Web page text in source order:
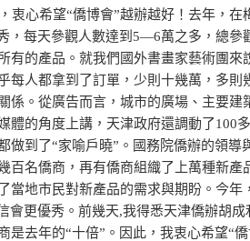
衷心希望“僑博會”越辦越好！去年，在
，每天參觀人數達到5—6萬之多，總參
有的產品。就我們國外書畫家藝術團來
每人都拿到了訂單，少則十幾萬，多則
係。從廣告而言，城市的廣場、主要建
體的角度上講，天津政府還調動了100
做到了“家喻戶曉”。國務院僑辦的領導
百名僑商，再有僑商組織了上萬種新產
當地市民對新產品的需求與期盼。今年
會更優秀。前幾天,我得悉天津僑辦胡
是去年的“十倍”。因此，我衷心希望“